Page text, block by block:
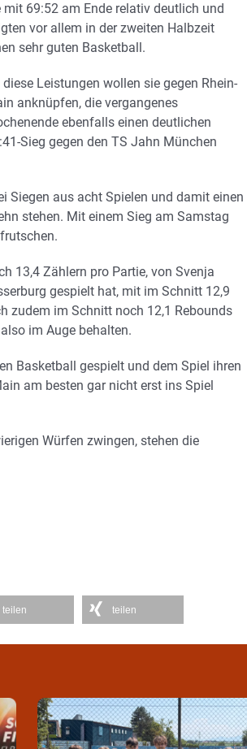
mit 69:52 am Ende relativ deutlich und
vor allem in der zweiten Halbzeit
sehr guten Basketball.
diese Leistungen wollen sie gegen Rhein-
anknüpfen, die vergangenes
ebenfalls einen deutlichen
Sieg gegen den TS Jahn München
Siegen aus acht Spielen und damit einen
stehen. Mit einem Sieg am Samstag
13,4 Zählern pro Partie, von Svenja
gespielt hat, mit im Schnitt 12,9
zudem im Schnitt noch 12,1 Rebounds
im Auge behalten.
Basketball gespielt und dem Spiel ihren
am besten gar nicht erst ins Spiel
Würfen zwingen, stehen die
teilen teilen